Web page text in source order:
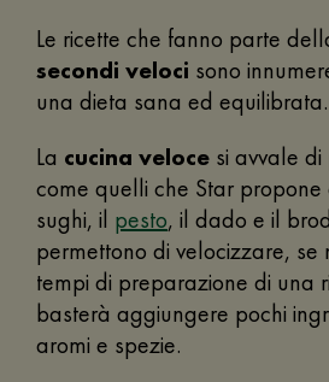
Le ricette che fanno parte
secondi veloci sono
una dieta sana ed equilibrata.
La cucina veloce si avvale
come quelli che Star propone
sughi, il pesto, il dado e il
permettono di velocizzare, se
tempi di preparazione di una
basterà aggiungere pochi
aromi e spezie.